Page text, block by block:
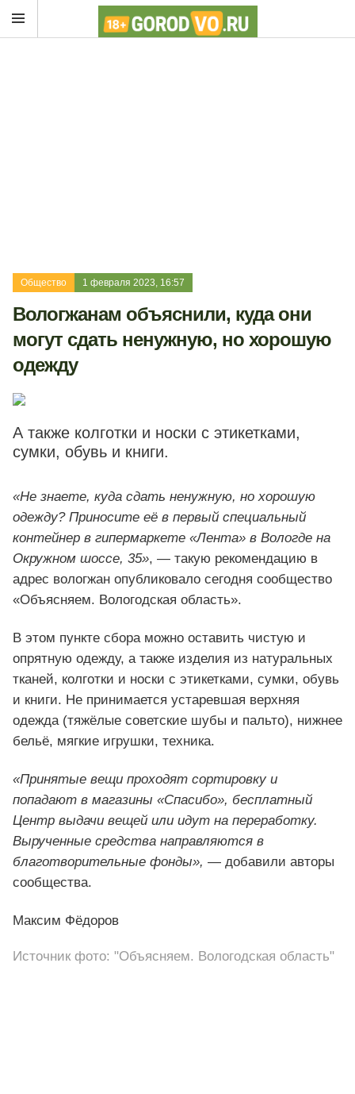
Общество 1 февраля 2023, 16:57
Вологжанам объяснили, куда они
могут сдать ненужную, но хорошую
одежду
А также колготки и носки с этикетками,
сумки, обувь и книги.
«Не знаете, куда сдать ненужную, но хорошую
одежду? Приносите её в первый специальный
контейнер в гипермаркете «Лента» в Вологде на
Окружном шоссе, 35», — такую рекомендацию в
адрес вологжан опубликовало сегодня сообщество
«Объясняем. Вологодская область».
В этом пункте сбора можно оставить чистую и
опрятную одежду, а также изделия из натуральных
тканей, колготки и носки с этикетками, сумки, обувь
и книги. Не принимается устаревшая верхняя
одежда (тяжёлые советские шубы и пальто), нижнее
бельё, мягкие игрушки, техника.
«Принятые вещи проходят сортировку и
попадают в магазины «Спасибо», бесплатный
Центр выдачи вещей или идут на переработку.
Вырученные средства направляются в
благотворительные фонды», — добавили авторы
сообщества.
Максим Фёдоров
Источник фото: "Объясняем. Вологодская область"